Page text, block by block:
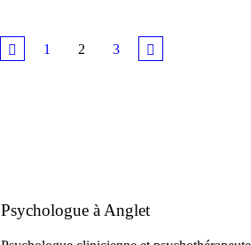
1 2 3
Psychologue à Anglet